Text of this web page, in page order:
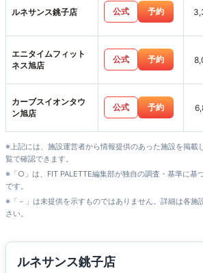
ルネサンス銚子店 公式 予約
エニタイムフィット
ネス旭店
公式 予約
カーブスイオンタウ
ン旭店
公式 予約
※上記には、施設運営者から情報提供のあった施設を掲載
覧で確認できます。
※「○」は、FIT PALETTE編集部が独自の調査・基準に基
です。
※「－」は未提供を示すものではありません。詳細は各施
さい。
ルネサンス銚子店